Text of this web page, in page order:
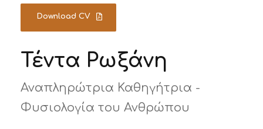
Download CV
Τέντα Ρωξάνη
Αναπληρώτρια Καθηγήτρια -
Φυσιολογία του Ανθρώπου